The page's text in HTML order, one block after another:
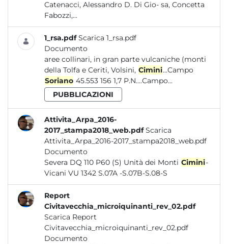
Catenacci, Alessandro D. Di Gio- sa, Concetta
Fabozzi,...
1_rsa.pdf Scarica 1_rsa.pdf
Documento
aree collinari, in gran parte vulcaniche (monti
della Tolfa e Ceriti, Volsini, Cimini...Campo
Soriano
45.553 156 1,7 P.N....Campo...
PUBBLICAZIONI
Attivita_Arpa_2016-
2017_stampa2018_web.pdf Scarica
Attivita_Arpa_2016-2017_stampa2018_web.pdf
Documento
Severa DQ 110 P60 (S) Unità dei Monti Cimini-
Vicani VU 1342 S.07A -S.07B-S.08-S
Report
Civitavecchia_microiquinanti_rev_02.pdf
Scarica Report
Civitavecchia_microiquinanti_rev_02.pdf
Documento